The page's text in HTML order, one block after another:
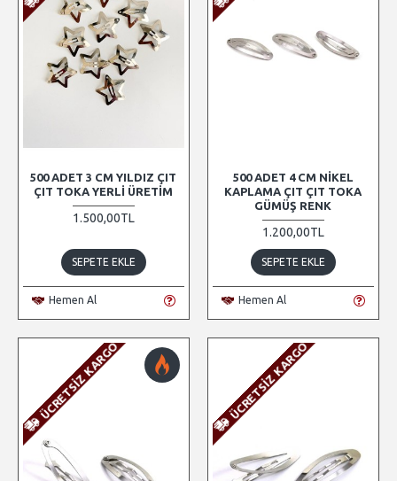
500 ADET 3 CM YILDIZ ÇIT
ÇIT TOKA YERLI ÜRETIM
1.500,00TL
SEPETE EKLE
Hemen Al
500 ADET 4 CM NIKEL
KAPLAMA ÇIT ÇIT TOKA
GÜMÜŞ RENK
1.200,00TL
SEPETE EKLE
Hemen Al
ÜCRETSIZ KARGO ÜCRETSIZ KARGO